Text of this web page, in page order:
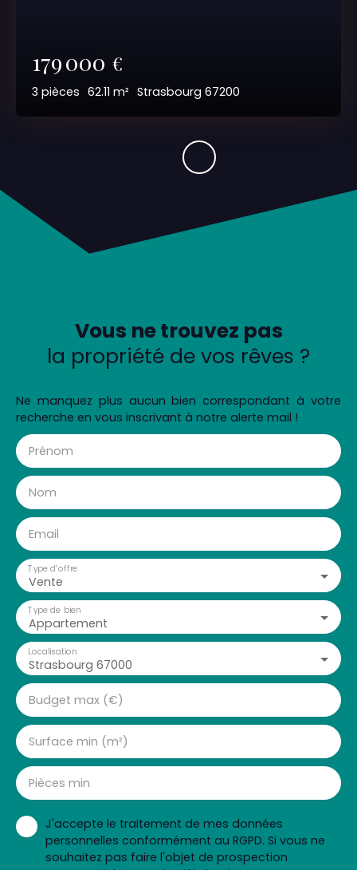
179 000 €
3 pièces 62.11 m² Strasbourg 67200
Vous ne trouvez pas
la propriété de vos rêves ?
Ne manquez plus aucun bien correspondant à votre
recherche en vous inscrivant à notre alerte mail !
Prénom
Nom
Email
Vente
Type d'offre
Appartement
Type de bien
Strasbourg 67000
Localisation
Budget max (€)
Surface min (m²)
Pièces min
J'accepte le traitement de mes données
personnelles conformément au RGPD. Si vous ne
souhaitez pas faire l'objet de prospection